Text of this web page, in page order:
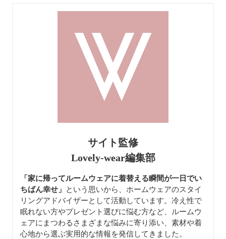
サイト監修
Lovely-wear編集部
「家に帰ってルームウェアに着替える瞬間が一日でい
ちばん幸せ」 という思いから、ホームウェアのスタイ
リングアドバイザーとして活動しています。冷え性で
眠れない方やプレゼント選びに悩む方など、ルームウ
ェアにまつわるさまざまな悩みに寄り添い、素材や着
心地から選ぶ実用的な情報を発信してきました。